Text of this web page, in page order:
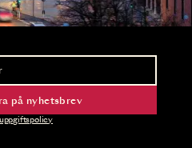
och biljettsläpp.
på nyhetsbrev